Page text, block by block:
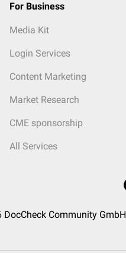
For Business
Media Kit
Login Services
Content Marketing
Market Research
CME sponsorship
All Services
Community GmbH